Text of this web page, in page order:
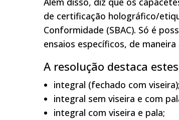
de certificação holográfico/
Conformidade (SBAC). Só é
ensaios específicos, de
A resolução destaca
integral (fechado com viseira);
integral sem viseira e com
integral com viseira e pala;